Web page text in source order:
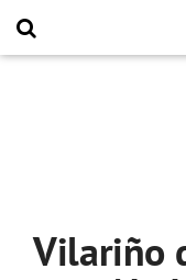
Vilariño